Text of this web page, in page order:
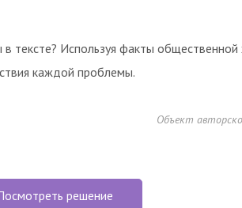
тексте? Используя факты
каждой проблемы.
Объект
решение